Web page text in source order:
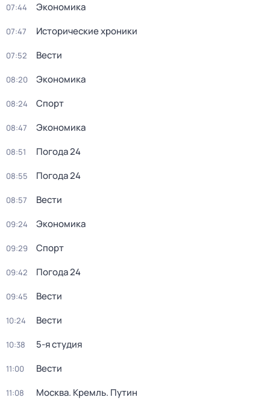
07:44 Экономика
07:47 Исторические хроники
07:52 Вести
08:20 Экономика
08:24 Спорт
08:47 Экономика
08:51 Погода 24
08:55 Погода 24
08:57 Вести
09:24 Экономика
09:29 Спорт
09:42 Погода 24
09:45 Вести
10:24 Вести
10:38 5-я студия
11:00 Вести
11:08 Москва. Кремль. Путин